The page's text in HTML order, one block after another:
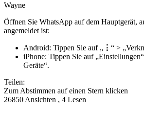
Wayne
Öffnen Sie WhatsApp auf dem Hauptgerät,
angemeldet ist:
Android: Tippen Sie auf „ ⋮ “ >
iPhone: Tippen Sie auf
Geräte“.
Teilen:
Zum Abstimmen auf einen Stern klicken
26850 Ansichten , 4 Lesen